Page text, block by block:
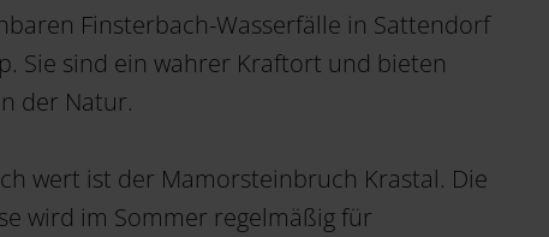
Finsterbach-Wasserfälle in Sattendorf
Sie sind ein wahrer Kraftort und bieten
der Natur.
wert ist der Mamorsteinbruch Krastal. Die
wird im Sommer regelmäßig für